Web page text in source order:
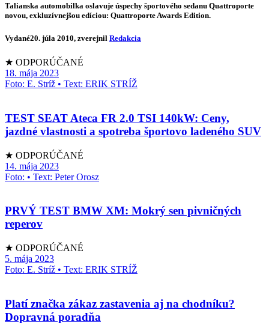
Talianska automobilka oslavuje úspechy športového sedanu Quattroporte
novou, exkluzívnejšou edíciou: Quattroporte Awards Edition.
Vydané20. júla 2010, zverejnil Redakcia
★ ODPORÚČANÉ
18. mája 2023
Foto: E. Stríž • Text: ERIK STRÍŽ
TEST SEAT Ateca FR 2.0 TSI 140kW: Ceny,
jazdné vlastnosti a spotreba športovo ladeného SUV
★ ODPORÚČANÉ
14. mája 2023
Foto: • Text: Peter Orosz
PRVÝ TEST BMW XM: Mokrý sen pivničných
reperov
★ ODPORÚČANÉ
5. mája 2023
Foto: E. Stríž • Text: ERIK STRÍŽ
Platí značka zákaz zastavenia aj na chodníku?
Dopravná poradňa